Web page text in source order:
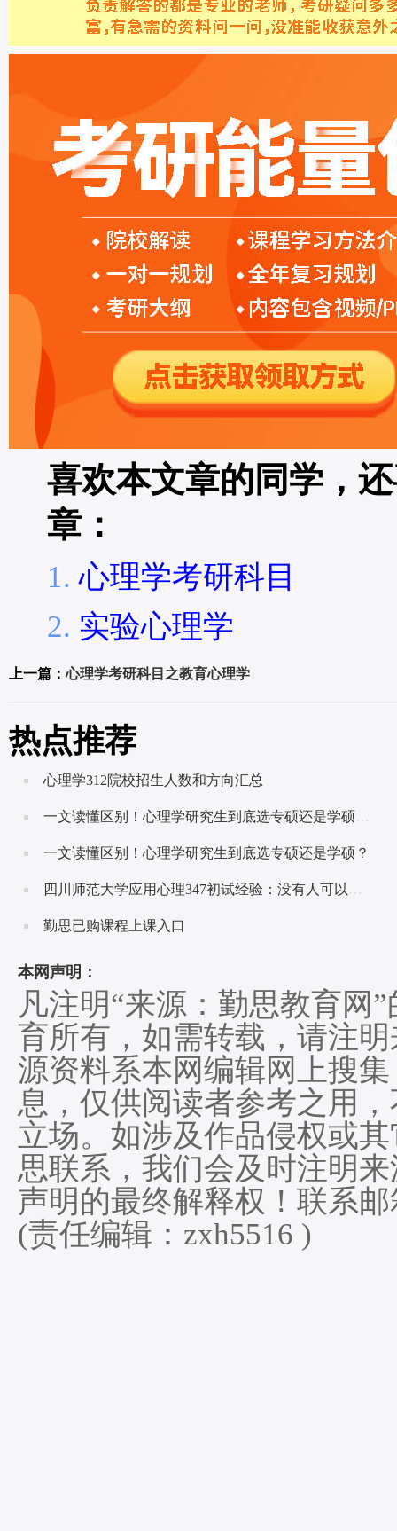
喜欢本文章的同学，
章：
心理学考研科目
实验心理学
上一篇：心理学考研科目之教育心理学
热点推荐
心理学312院校招生人数和方向汇总
一文读懂区别！心理学研究生到底选专硕还是学硕呢？
一文读懂区别！心理学研究生到底选专硕还是学硕？
四川师范大学应用心理347初试经验：没有人可以随随便便成功！
勤思已购课程上课入口
本网声明：
凡注明“来源：勤思教育网
育所有，如需转载，请注
源资料系本网编辑网上搜
息，仅供阅读者参考之用
立场。如涉及作品侵权或
思联系，我们会及时注明
声明的最终解释权！联系邮
(责任编辑：zxh5516 )